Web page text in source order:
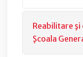
Reabilitare
Şcoala